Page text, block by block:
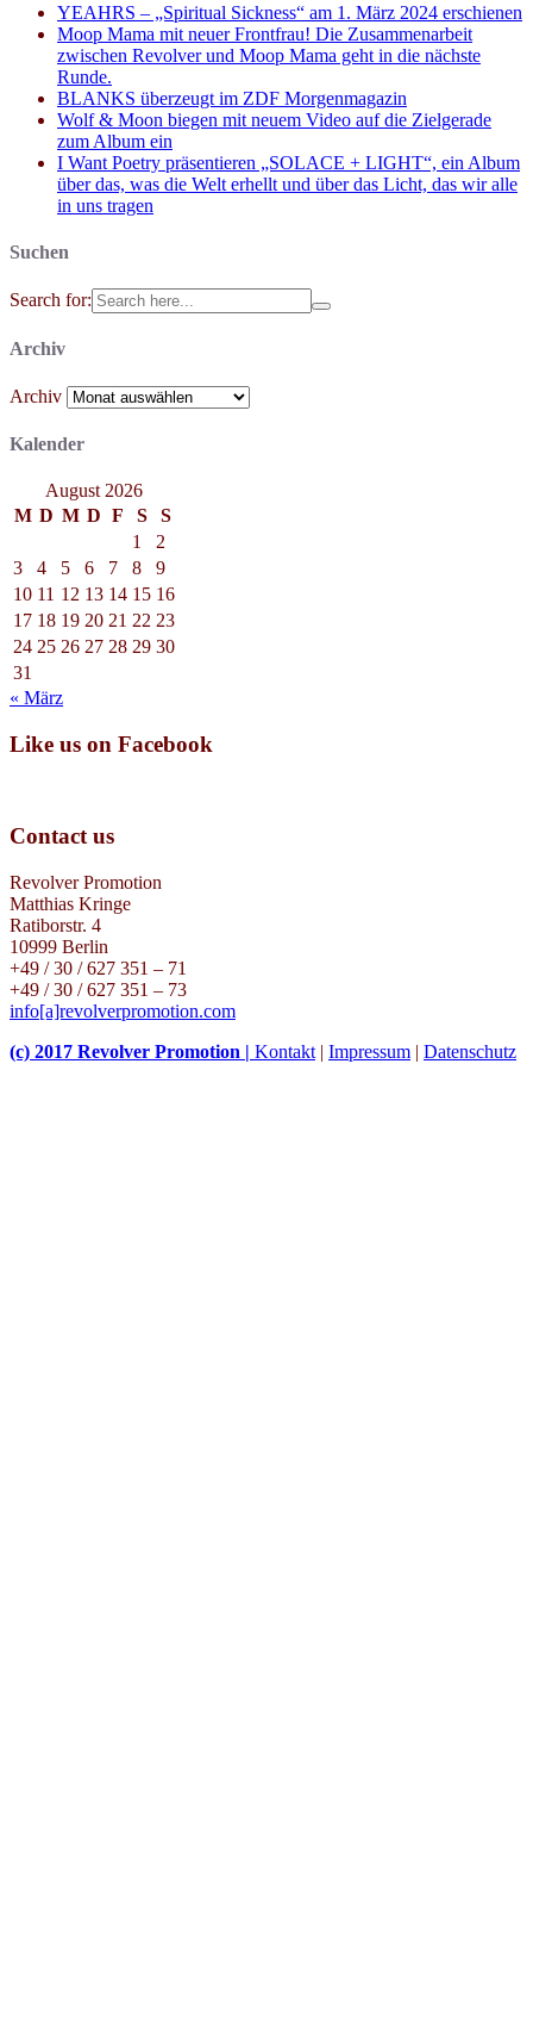
YEAHRS – „Spiritual Sickness“ am 1. März 2024 erschienen
Moop Mama mit neuer Frontfrau! Die Zusammenarbeit
zwischen Revolver und Moop Mama geht in die nächste
Runde.
BLANKS überzeugt im ZDF Morgenmagazin
Wolf & Moon biegen mit neuem Video auf die Zielgerade
zum Album ein
I Want Poetry präsentieren „SOLACE + LIGHT“, ein Album
über das, was die Welt erhellt und über das Licht, das wir alle
in uns tragen
Suchen
Search for:
Archiv
Archiv
Kalender
August 2026
M D M D F S
S
1
2
3
4 5 6 7 8
9
10 11 12 13 14 15 16
17 18 19 20 21 22 23
24 25 26 27 28 29 30
31
« März
Like us on Facebook
Contact us
Revolver Promotion
Matthias Kringe
Ratiborstr. 4
10999 Berlin
+49 / 30 / 627 351 – 71
+49 / 30 / 627 351 – 73
info[a]revolverpromotion.com
(c) 2017 Revolver Promotion | Kontakt | Impressum | Datenschutz